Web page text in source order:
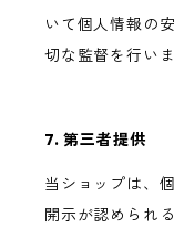
いて個人情報の
切な監督を行いま
7. 第三者提供
当ショップは、
開示が認められ